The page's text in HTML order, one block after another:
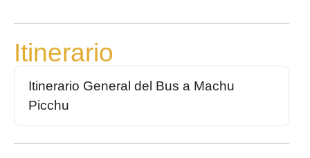
Itinerario
Itinerario General del Bus a Machu
Picchu